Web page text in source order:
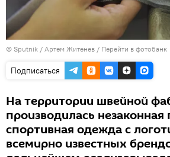
© Sputnik / Артем Житенев / Перейти в фотобанк
Подписаться
На территории швейной
производилась
спортивная одежда с
всемирно известных